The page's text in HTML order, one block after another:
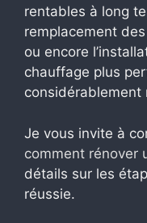
rentables à long
remplacement
ou encore
chauffage plus
considérablement
Je vous invite à
comment rénover
détails sur les
réussie.